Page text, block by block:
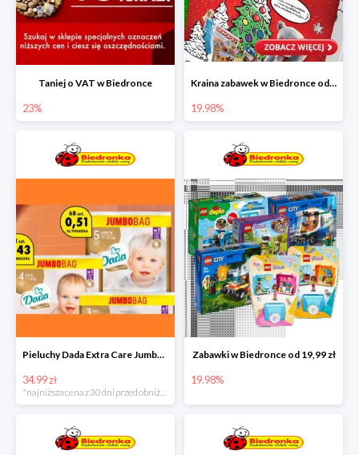
Taniej o VAT w Biedronce
23%
Kraina zabawek w Biedronce od 19,99 zł
19.98%
Pieluchy Dada Extra Care Jumbo Bag w super cenie
34.99 zł
*najniższa cena z 30 dni przed obniżką
Zabawki w Biedronce od 19,99 zł
19.98%